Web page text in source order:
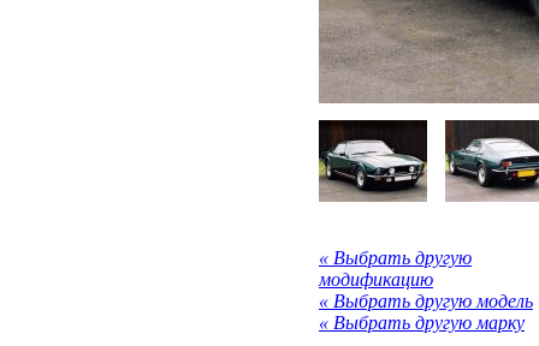
« Выбрать другую
модификацию
« Выбрать другую модель
« Выбрать другую марку